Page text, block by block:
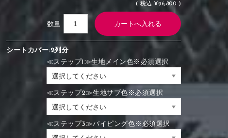
( 税込 ¥96,800 )
数量
シートカバー:2列分
≪ステップ1≫生地メイン色※必須選択
≪ステップ2≫生地サブ色※必須選択
≪ステップ3≫パイピング色※必須選択